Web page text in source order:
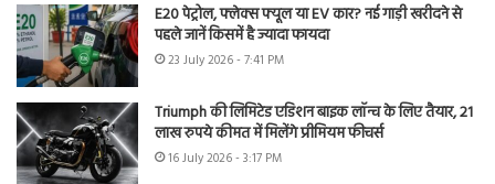
E20 पेट्रोल, फ्लेक्स फ्यूल या EV कार? नई गाड़ी खरीदने से
पहले जानें किसमें है ज्यादा फायदा
23 July 2026 - 7:41 PM
Triumph की लिमिटेड एडिशन बाइक लॉन्च के लिए तैयार, 21
लाख रुपये कीमत में मिलेंगे प्रीमियम फीचर्स
16 July 2026 - 3:17 PM